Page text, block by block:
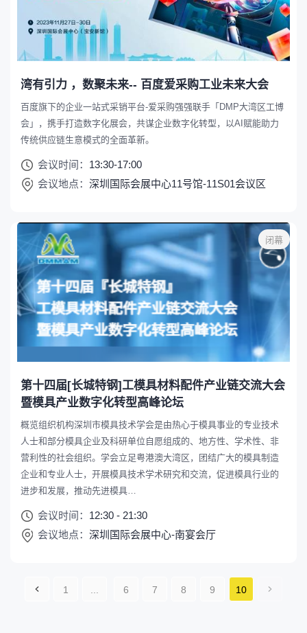
湾有引力 ，数聚未来-- 百度爱采购工业未来大会
百度旗下的企业一站式采销平台-爱采购强强联手「DMP大湾区工博
会」，携手打造数字化展会，共谋企业数字化转型，以AI赋能助力
传统供应链生意模式的全面革新。
会议时间： 13:30-17:00
会议地点： 深圳国际会展中心11号馆-11S01会议区
第十四届[长城特钢]工模具材料配件产业链交流大会
暨模具产业数字化转型高峰论坛
概览组织机构深圳市模具技术学会是由热心于模具事业的专业技术
人士和部分模具企业及科研单位自愿组成的、地方性、学术性、非
营利性的社会组织。学会立足粤港澳大湾区，团结广大的模具制造
企业和专业人士，开展模具技术学术研究和交流，促进模具行业的
进步和发展，推动先进模具…
会议时间： 12:30 - 21:30
会议地点： 深圳国际会展中心-南宴会厅
闭幕
1 ... 6 7 8 9 10